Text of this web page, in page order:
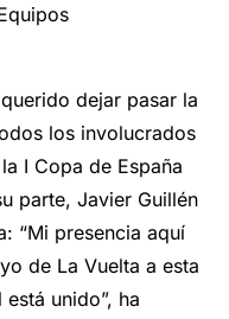
dejar pasar la
los involucrados
I Copa de España
parte, Javier Guillén
“Mi presencia aquí
de La Vuelta a esta
unido”, ha